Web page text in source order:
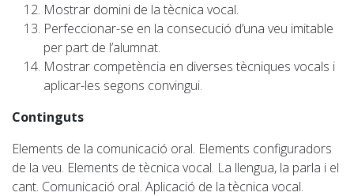
Mostrar domini de la tècnica vocal.
Perfeccionar-se en la consecució d’una veu imitable
per part de l’alumnat.
Mostrar competència en diverses tècniques vocals i
aplicar-les segons convingui.
Continguts
Elements de la comunicació oral. Elements configuradors
de la veu. Elements de tècnica vocal. La llengua, la parla i el
cant. Comunicació oral. Aplicació de la tècnica vocal.